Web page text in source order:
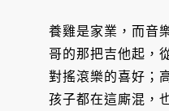
養雞是家業，而音
哥的那把吉他起，
對搖滾樂的喜好；
孩子都在這廝混，